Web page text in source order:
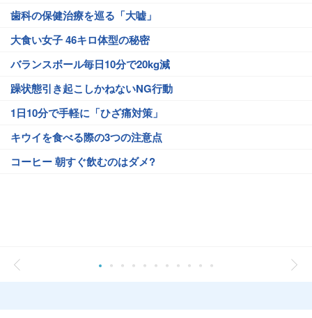
歯科の保健治療を巡る「大嘘」
大食い女子 46キロ体型の秘密
バランスボール毎日10分で20kg減
躁状態引き起こしかねないNG行動
1日10分で手軽に「ひざ痛対策」
キウイを食べる際の3つの注意点
コーヒー 朝すぐ飲むのはダメ?